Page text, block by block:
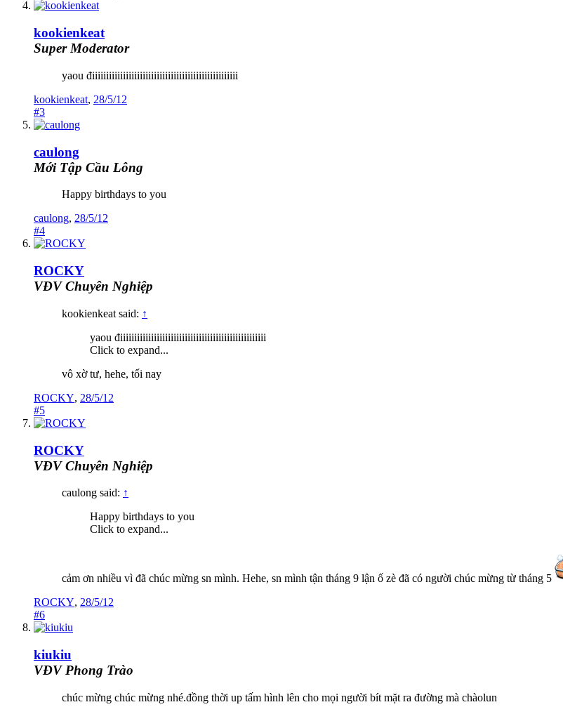
kookienkeat
Super Moderator
yaou điiiiiiiiiiiiiiiiiiiiiiiiiiiiiiiiiiiiiiiiiiiiiiiiiiii
kookienkeat, 28/5/12
#3
caulong
Mới Tập Cầu Lông
Happy birthdays to you
caulong, 28/5/12
#4
ROCKY
VĐV Chuyên Nghiệp
kookienkeat said: ↑
yaou điiiiiiiiiiiiiiiiiiiiiiiiiiiiiiiiiiiiiiiiiiiiiiiiiiii
Click to expand...
vô xờ tư, hehe, tối nay
ROCKY, 28/5/12
#5
ROCKY
VĐV Chuyên Nghiệp
caulong said: ↑
Happy birthdays to you
Click to expand...
cảm ơn nhiều vì đã chúc mừng sn mình. Hehe, sn mình tận tháng 9 lận ố zè đã có người chúc mừng từ tháng 5
ROCKY, 28/5/12
#6
kiukiu
VĐV Phong Trào
chúc mừng chúc mừng nhé.đồng thời up tấm hình lên cho mọi người bít mặt ra đường mà chàolun